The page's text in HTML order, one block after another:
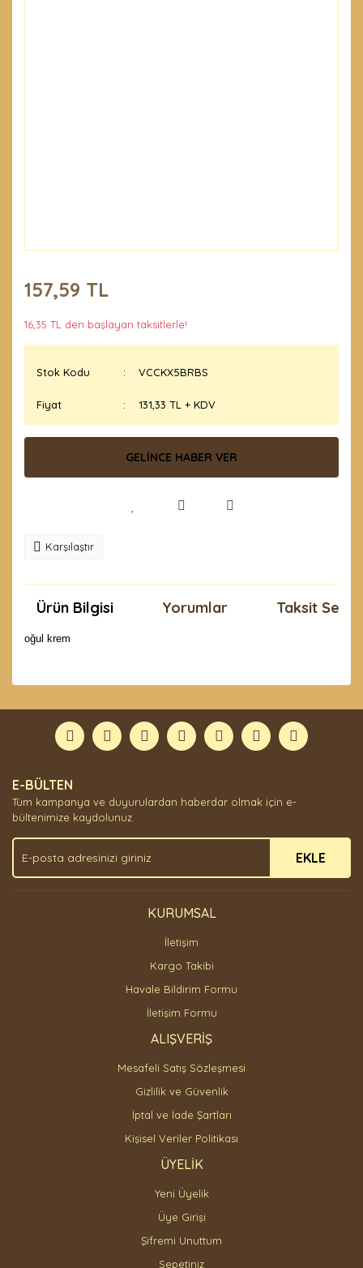
157,59 TL
16,35 TL den başlayan taksitlerle!
Stok Kodu VCCKX5BRBS
Fiyat 131,33 TL + KDV
GELİNCE HABER VER
Karşılaştır
Ürün Bilgisi Yorumlar Taksit
oğul krem
Yorum Yaz
formunu kullanarak tarafımıza iletebilirsiniz.
Görüş ve önerileriniz için teşekkür ederiz.
Ürün açıklamasında eksik bilgiler bulunuyor.
Ürün bilgilerinde hatalar bulunuyor.
Ürün fiyatı diğer sitelerden daha pahalı.
Bu ürüne benzer farklı alternatifler olmalı.
Gönder
E-BÜLTEN
Tüm kampanya ve duyurulardan haberdar olmak için e-
bültenimize kaydolunuz.
EKLE
KURUMSAL
İletişim
Kargo Takibi
Havale Bildirim Formu
İletişim Formu
ALIŞVERİŞ
Mesafeli Satış Sözleşmesi
Gizlilik ve Güvenlik
İptal ve İade Şartları
Kişisel Veriler Politikası
ÜYELİK
Yeni Üyelik
Üye Girişi
Şifremi Unuttum
Sepetiniz